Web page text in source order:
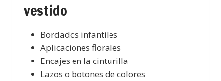
vestido
Bordados infantiles
Aplicaciones florales
Encajes en la cinturilla
Lazos o botones de colores